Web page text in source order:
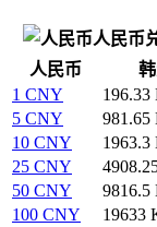
人民币
人民币
1 CNY
196.33
5 CNY
981.65
10 CNY
1963.3
25 CNY
50 CNY
9816.5
100 CNY
19633